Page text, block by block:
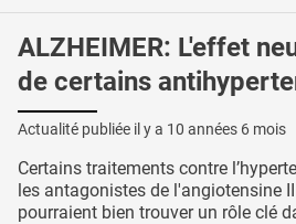
ALZHEIMER: L'effet
de certains
Actualité publiée il y a 10 années 6 mois
Certains traitements contre
les antagonistes de l'angiotensine
pourraient bien trouver un rôle clé